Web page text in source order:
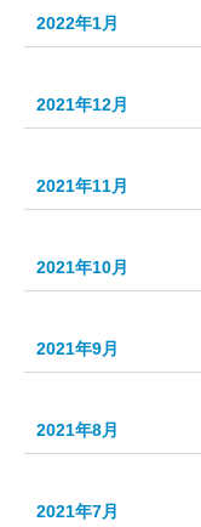
2022年1月
2021年12月
2021年11月
2021年10月
2021年9月
2021年8月
2021年7月